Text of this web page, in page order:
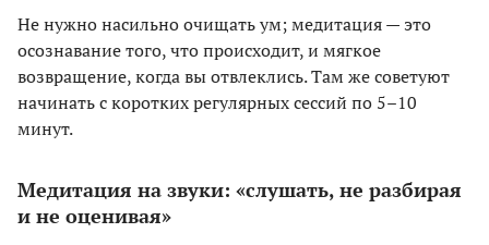
Не нужно насильно очищать ум; медитация — это
осознавание того, что происходит, и мягкое
возвращение, когда вы отвлеклись. Там же советуют
начинать с коротких регулярных сессий по 5–10
минут.
Медитация на звуки: «слушать, не разбирая
и не оценивая»